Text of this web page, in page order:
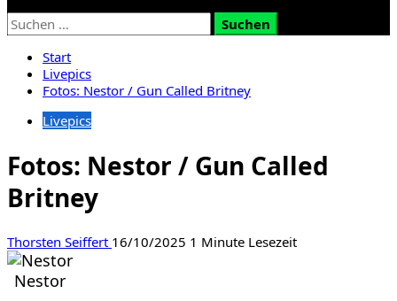
Suchen
nach:
Start
Livepics
Fotos: Nestor / Gun Called Britney
Livepics
Fotos: Nestor / Gun Called
Britney
Thorsten Seiffert 16/10/2025 1 Minute Lesezeit
Nestor